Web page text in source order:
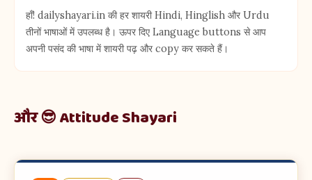
हाँ! dailyshayari.in की हर शायरी Hindi, Hinglish और Urdu
तीनों भाषाओं में उपलब्ध है। ऊपर दिए Language buttons से आप
अपनी पसंद की भाषा में शायरी पढ़ और copy कर सकते हैं।
और 😎 Attitude Shayari